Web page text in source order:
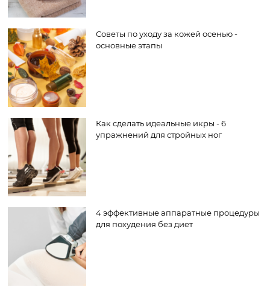
Советы по уходу за кожей осенью -
основные этапы
Как сделать идеальные икры - 6
упражнений для стройных ног
4 эффективные аппаратные процедуры
для похудения без диет